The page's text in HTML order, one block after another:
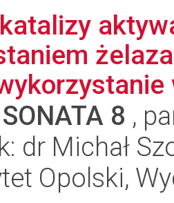
SONATA 8 ,
dr Michał
Opolski,